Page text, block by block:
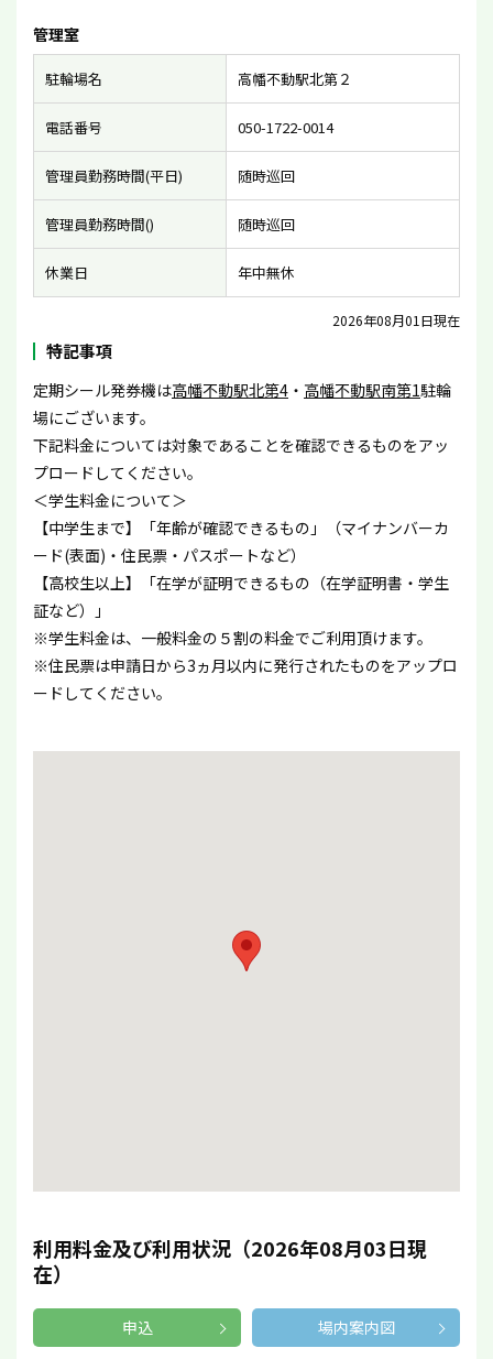
管理室
駐輪場名 高幡不動駅北第２
電話番号 050-1722-0014
管理員勤務時間(平日) 随時巡回
管理員勤務時間() 随時巡回
休業日 年中無休
2026年08月01日現在
特記事項
定期シール発券機は高幡不動駅北第4 ・ 高幡不動駅南第1駐輪
場にございます。
下記料金については対象であることを確認できるものをアッ
プロードしてください。
＜学生料金について＞
【中学生まで】「年齢が確認できるもの」（マイナンバーカ
ード(表面)・住民票・パスポートなど）
【高校生以上】「在学が証明できるもの（在学証明書・学生
証など）」
※学生料金は、一般料金の５割の料金でご利用頂けます。
※住民票は申請日から3ヵ月以内に発行されたものをアップロ
ードしてください。
利用料金及び利用状況（2026年08月03日現
在）
申込 場内案内図